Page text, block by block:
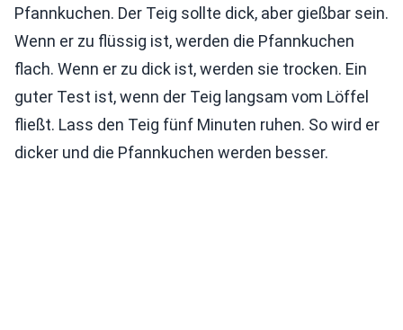
Pfannkuchen. Der Teig sollte dick, aber gießbar sein.
Wenn er zu flüssig ist, werden die Pfannkuchen
flach. Wenn er zu dick ist, werden sie trocken. Ein
guter Test ist, wenn der Teig langsam vom Löffel
fließt. Lass den Teig fünf Minuten ruhen. So wird er
dicker und die Pfannkuchen werden besser.